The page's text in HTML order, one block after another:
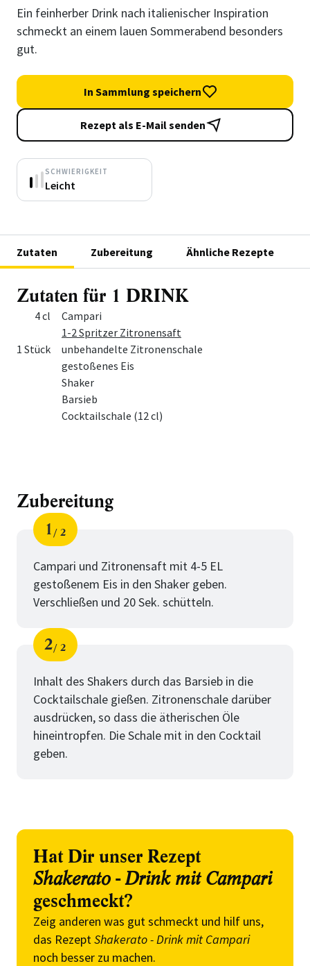
Ein feinherber Drink nach italienischer Inspiration
schmeckt an einem lauen Sommerabend besonders
gut.
In Sammlung speichern
Rezept als E-Mail senden
SCHWIERIGKEIT
Leicht
Zutaten Zubereitung Ähnliche Rezepte
Zutaten für 1 DRINK
MengeZutat
4 cl
Campari
1-2 Spritzer Zitronensaft
1 Stück
unbehandelte Zitronenschale
gestoßenes Eis
Shaker
Barsieb
Cocktailschale (12 cl)
Zubereitung
Schritt
1
von
2
Campari und Zitronensaft mit 4-5 EL
gestoßenem Eis in den Shaker geben.
Verschließen und 20 Sek. schütteln.
Schritt
2
von
2
Inhalt des Shakers durch das Barsieb in die
Cocktailschale gießen. Zitronenschale darüber
ausdrücken, so dass die ätherischen Öle
hineintropfen. Die Schale mit in den Cocktail
geben.
Hat Dir unser Rezept
Shakerato - Drink mit Campari
geschmeckt?
Zeig anderen was gut schmeckt und hilf uns,
das RezeptShakerato - Drink mit Campari
noch besser zu machen.